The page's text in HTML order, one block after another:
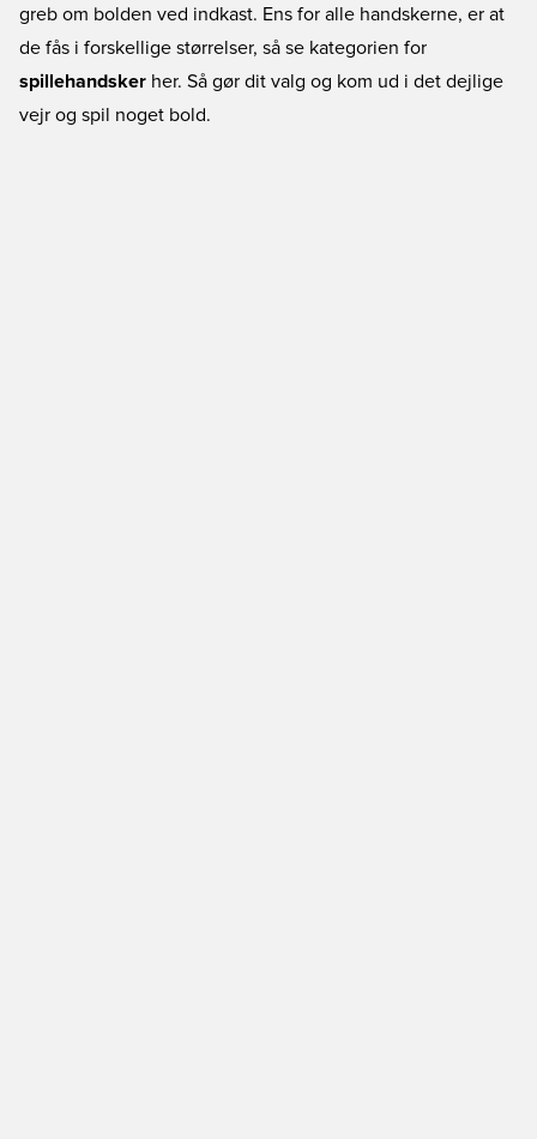
greb om bolden ved indkast. Ens for alle handskerne, er at
de fås i forskellige størrelser, så se kategorien for
spillehandsker her. Så gør dit valg og kom ud i det dejlige
vejr og spil noget bold.